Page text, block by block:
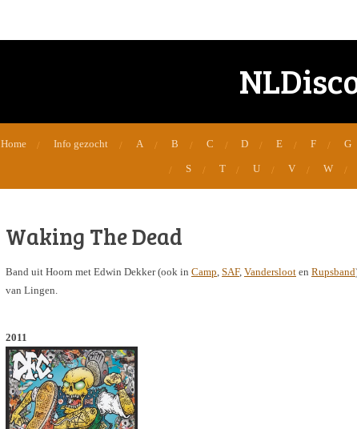
Home Info gezocht A B C D E F G
S T U V W
Waking The Dead
Band uit Hoorn met Edwin Dekker (ook in Camp, SAF, Vandersloot en Rupsband
van Lingen.
2011